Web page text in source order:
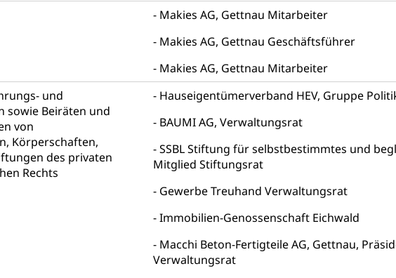
Makies AG, Gettnau Mitarbeiter
Makies AG, Gettnau Geschäftsführer
Makies AG, Gettnau Mitarbeiter
und
sowie Beiräten und
von
Körperschaften,
des privaten
Rechts
Hauseigentümerverband HEV, Gruppe
BAUMI AG, Verwaltungsrat
SSBL Stiftung für selbstbestimmtes und
Mitglied Stiftungsrat
Gewerbe Treuhand Verwaltungsrat
Immobilien-Genossenschaft Eichwald
Macchi Beton-Fertigteile AG, Gettnau,
Verwaltungsrat
Waffenschein, Waffenbüro, Waffentragen, Selbstverteidigung
Zivildienst ZIVI Erwerbsausfallentschädigung (WAS Luzern)
Schutzraum, Schutzraumbaupflicht